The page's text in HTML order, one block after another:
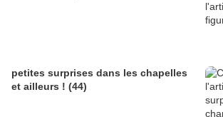
petites surprises dans les chapelles
et ailleurs ! (44)